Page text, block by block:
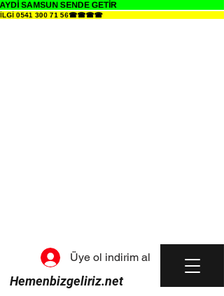
SAMSUN SENDE GETİR
BİLGİ 0541 300 71 56☎☎☎☎
Hemenbizgeliriz.net
Üye ol indirim al